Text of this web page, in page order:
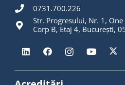
0731.700.226
Str. Progresului, Nr. 1,
Corp B, Etaj 4, București,